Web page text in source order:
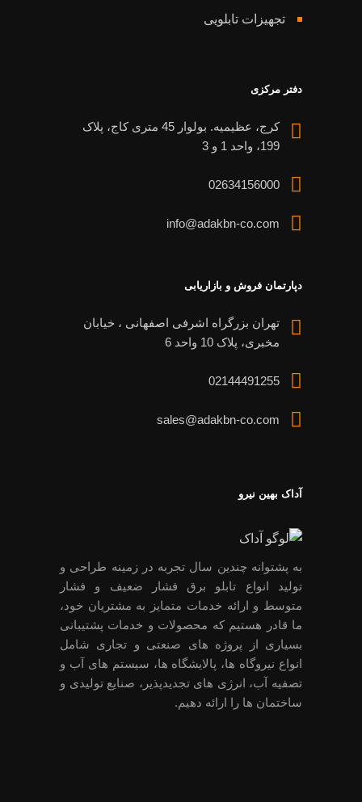
تجهیزات تابلویی
دفتر مرکزی
کرج، عظیمیه. بولوار 45 متری کاج، پلاک
199، واحد 1 و 3
02634156000
info@adakbn-co.com
دپارتمان فروش و بازاریابی
تهران بزرگراه اشرفی اصفهانی ، خیابان
مخبری، پلاک 10 واحد 6
02144491255
sales@adakbn-co.com
آداک بهین نیرو
به پشتوانه چندین سال تجربه در زمینه طراحی و
تولید انواع تابلو برق فشار ضعیف و فشار
متوسط و ارائه خدمات متمایز به مشتریان خود،
ما قادر هستیم که محصولات و خدمات پشتیبانی
بسیاری از پروژه های صنعتی و تجاری شامل
انواع نیروگاه ها، پالایشگاه ها، سیستم های آب و
تصفیه آب، انرژی های تجدیدپذیر، صنایع تولیدی و
ساختمان ها را ارائه دهیم.